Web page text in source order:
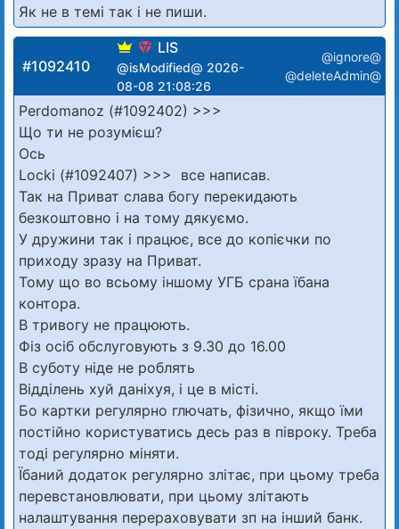
Як не в темі так і не пиши.
#1092410
LIS
@isModified@ 2026-
08-08 21:08:26
@ignore@
@deleteAdmin@
Perdomanoz (#1092402) >>>
Що ти не розумієш?
Ось
Locki (#1092407) >>> все написав.
Так на Приват слава богу перекидають
безкоштовно і на тому дякуємо.
У дружини так і працює, все до копієчки по
приходу зразу на Приват.
Тому що во всьому іншому УГБ срана їбана
контора.
В тривогу не працюють.
Фіз осіб обслуговують з 9.30 до 16.00
В суботу ніде не роблять
Відділень хуй даніхуя, і це в місті.
Бо картки регулярно глючать, фізично, якщо їми
постійно користуватись десь раз в півроку. Треба
тоді регулярно міняти.
Їбаний додаток регулярно злітає, при цьому треба
перевстановлювати, при цьому злітають
налаштування перераховувати зп на інший банк.